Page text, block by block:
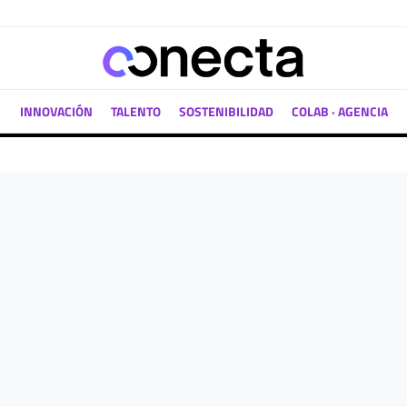
INNOVACIÓN TALENTO SOSTENIBILIDAD COLAB · AGENCIA